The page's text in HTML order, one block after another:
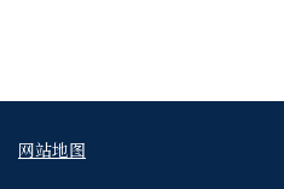
网站地图